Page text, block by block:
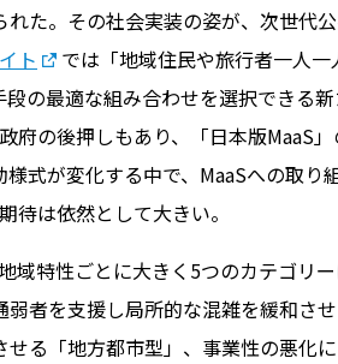
た。その社会実装の姿が、次世代
ト
では「地域住民や旅行者一人
の最適な組み合わせを選択できる
府の後押しもあり、「日本版MaaS
式が変化する中で、MaaSへの取り
待は依然として大きい。
域特性ごとに大きく5つのカテゴリ
者を支援し局所的な混雑を緩和さ
る「地方都市型」、事業性の悪化